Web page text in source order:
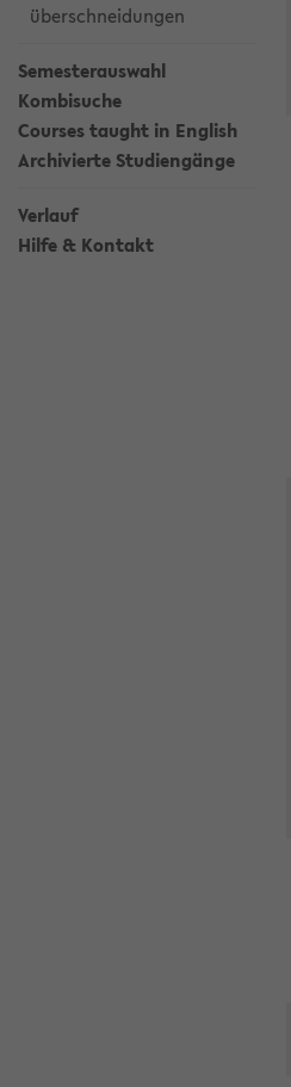
überschneidungen
Semesterauswahl
Kombisuche
Courses taught in English
Archivierte Studiengänge
Verlauf
Hilfe & Kontakt